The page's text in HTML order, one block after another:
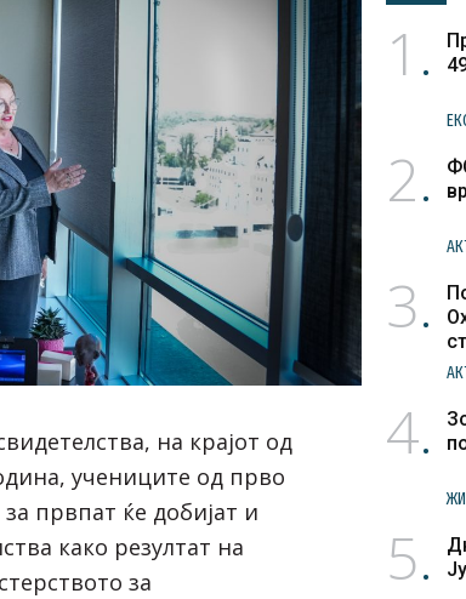
на крајот од
учениците од прво
првпат ќе добијат и
како резултат на
за
1
2
3
4
5